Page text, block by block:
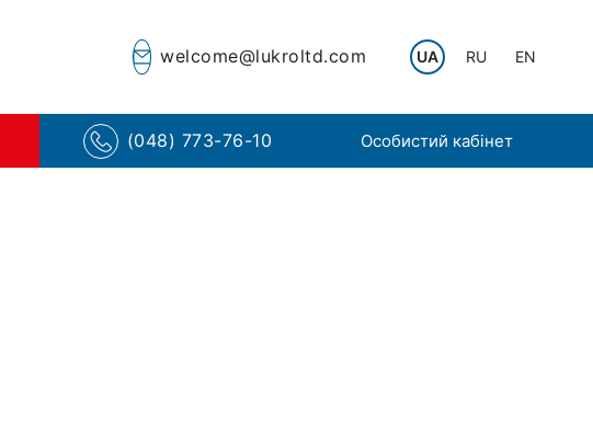
welcome@lukroltd.com UA RU EN
(048) 773-76-10 Особистий кабінет